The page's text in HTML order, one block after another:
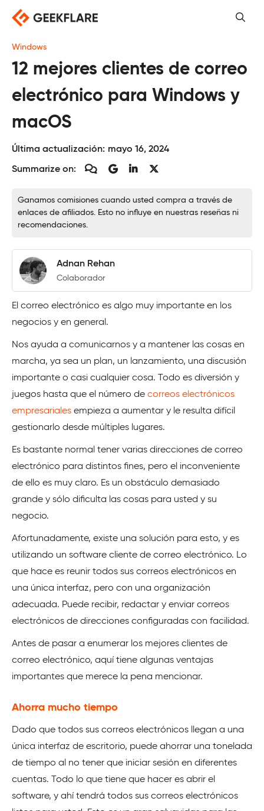
Saltar
contenido
Windows
12 mejores clientes de correo
electrónico para Windows y
macOS
Última actualización: mayo 16, 2024
Summarize on:
Ganamos comisiones cuando usted compra a través de
enlaces de afiliados. Esto no influye en nuestras reseñas ni
recomendaciones.
Adnan Rehan
Colaborador
El correo electrónico es algo muy importante en los
negocios y en general.
Nos ayuda a comunicarnos y a mantener las cosas en
marcha, ya sea un plan, un lanzamiento, una discusión
importante o casi cualquier cosa. Todo es diversión y
juegos hasta que el número de correos electrónicos
empresariales empieza a aumentar y le resulta difícil
gestionarlo desde múltiples lugares.
Es bastante normal tener varias direcciones de correo
electrónico para distintos fines, pero el inconveniente
de ello es muy claro. Es un obstáculo demasiado
grande y sólo dificulta las cosas para usted y su
negocio.
Afortunadamente, existe una solución para esto, y es
utilizando un software cliente de correo electrónico. Lo
que hace es reunir todos sus correos electrónicos en
una única interfaz, pero con una organización
adecuada. Puede recibir, redactar y enviar correos
electrónicos de direcciones configuradas con facilidad.
Antes de pasar a enumerar los mejores clientes de
correo electrónico, aquí tiene algunas ventajas
importantes que merece la pena mencionar.
Ahorra mucho tiempo
Dado que todos sus correos electrónicos llegan a una
única interfaz de escritorio, puede ahorrar una tonelada
de tiempo al no tener que iniciar sesión en diferentes
cuentas. Todo lo que tiene que hacer es abrir el
software, y ahí tendrá todos sus correos electrónicos